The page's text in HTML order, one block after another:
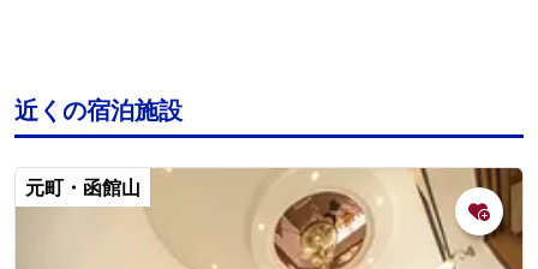
近くの宿泊施設
元町・函館山